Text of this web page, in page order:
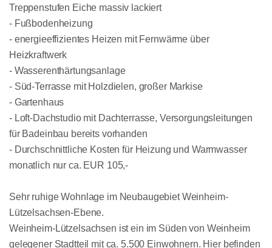
Treppenstufen Eiche massiv lackiert
- Fußbodenheizung
- energieeffizientes Heizen mit Fernwärme über
Heizkraftwerk
- Wasserenthärtungsanlage
- Süd-Terrasse mit Holzdielen, großer Markise
- Gartenhaus
- Loft-Dachstudio mit Dachterrasse, Versorgungsleitungen
für Badeinbau bereits vorhanden
- Durchschnittliche Kosten für Heizung und Warmwasser
monatlich nur ca. EUR 105,-
Sehr ruhige Wohnlage im Neubaugebiet Weinheim-
Lützelsachsen-Ebene.
Weinheim-Lützelsachsen ist ein im Süden von Weinheim
gelegener Stadtteil mit ca. 5.500 Einwohnern. Hier befinden